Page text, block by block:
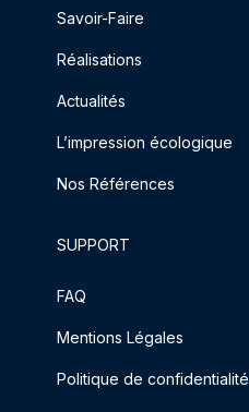
Savoir-Faire
Réalisations
Actualités
L’impression écologique
Nos Références
SUPPORT
FAQ
Mentions Légales
Politique de confidentialité